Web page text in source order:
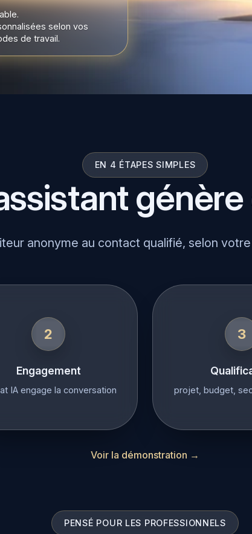
selon vos
de travail.
EN 4 ÉTAPES SIMPLES
anonyme au contact qualifié, selon
2
Engagement
IA engage la conversation
3
projet, budget,
Voir la démonstration →
PENSÉ POUR LES PROFESSIONNELS